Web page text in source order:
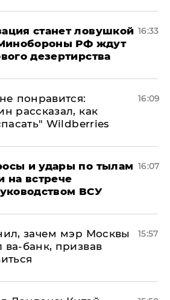
станет ловушкой
РФ ждут
дезертирства
16:33
понравится:
рассказал, как
Wildberries
16:09
и удары по тылам
на встрече
ВСУ
16:07
зачем мэр Москвы
банк, призвав
15:57